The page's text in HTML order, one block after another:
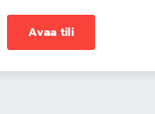
Avaa tili